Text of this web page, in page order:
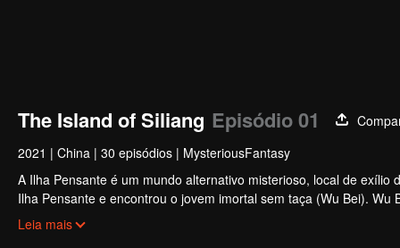
The Island of Siliang Episódio 01
2021 | China | 30 episódios | MysteriousFantasy
A Ilha Pensante é um mundo alternativo misterioso, local de
Ilha Pensante e encontrou o jovem imortal sem taça (Wu Bei).
Pensante por cometer um erro. Ele é orgulhoso e inicialmente
Leia mais